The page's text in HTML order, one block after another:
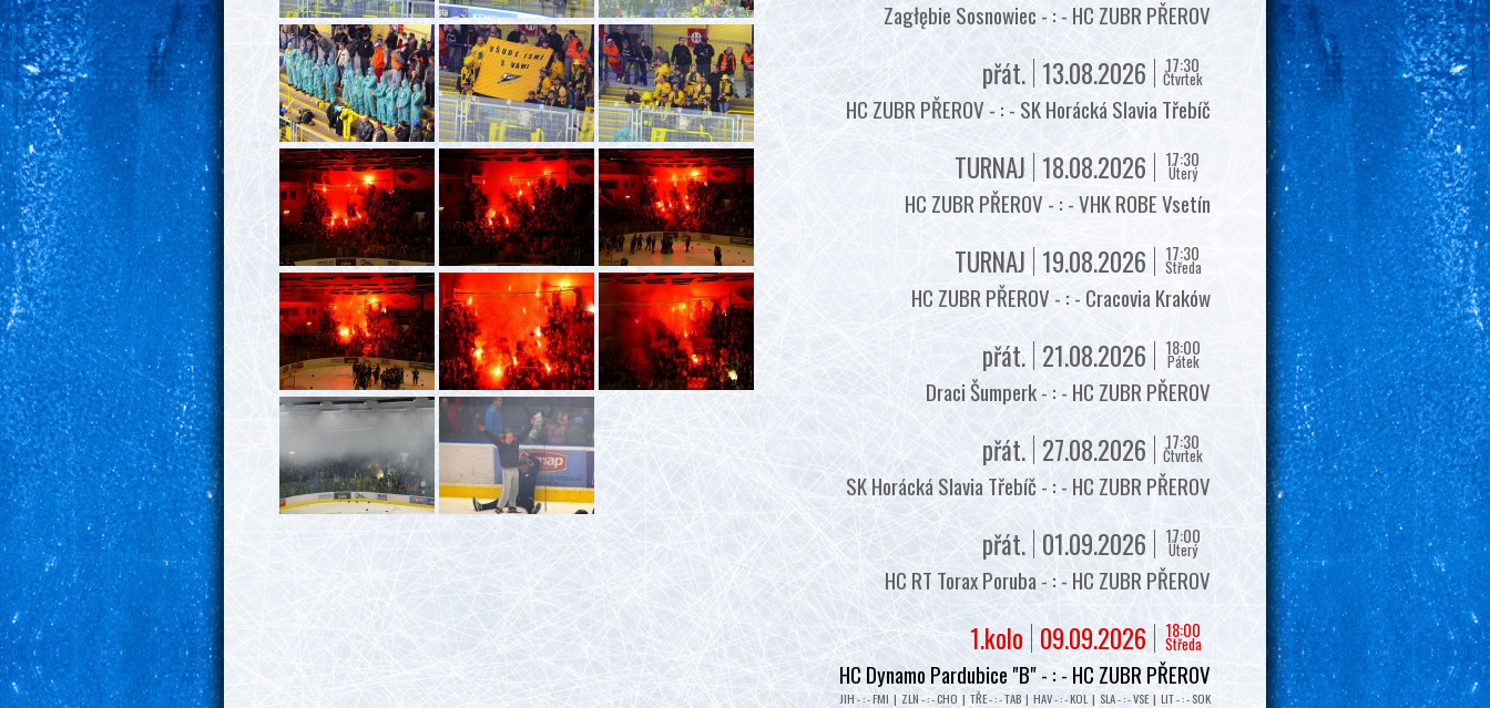
Zagłębie Sosnowiec - : - HC ZUBR PŘEROV
17:30
Čtvrtek
13.08.2026
přát.
HC ZUBR PŘEROV - : - SK Horácká Slavia Třebíč
17:30
Úterý
18.08.2026
TURNAJ
HC ZUBR PŘEROV - : - VHK ROBE Vsetín
17:30
Středa
19.08.2026
TURNAJ
HC ZUBR PŘEROV - : - Cracovia Kraków
18:00
Pátek
21.08.2026
přát.
Draci Šumperk - : - HC ZUBR PŘEROV
17:30
Čtvrtek
27.08.2026
přát.
SK Horácká Slavia Třebíč - : - HC ZUBR PŘEROV
17:00
Úterý
01.09.2026
přát.
HC RT Torax Poruba - : - HC ZUBR PŘEROV
18:00
Středa
09.09.2026
1.kolo
HC Dynamo Pardubice "B" - : - HC ZUBR PŘEROV
JIH - : - FMI | ZLN - : - CHO | TŘE - : - TAB | HAV - : - KOL | SLA - : - VSE | LIT - : - SOK